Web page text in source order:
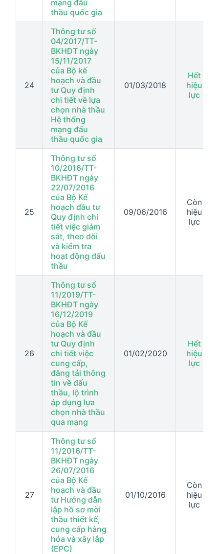
mạng đấu
thầu quốc gia
24
Thông tư số
04/2017/TT-
BKHĐT ngày
15/11/2017
của Bộ kế
hoạch và đầu
tư Quy định
chi tiết về lựa
chọn nhà thầu
Hệ thống
mạng đấu
thầu quốc gia
01/03/2018
Hết
hiệu
lực
25
Thông tư số
10/2016/TT-
BKHĐT ngày
22/07/2016
của Bộ Kế
hoạch đầu tư
Quy định chi
tiết việc giám
sát, theo dõi
và kiểm tra
hoạt động đấu
thầu
09/06/2016
Còn
hiệu
lực
26
Thông tư số
11/2019/TT-
BKHĐT ngày
16/12/2019
của Bộ Kế
hoạch và đầu
tư Quy định
chi tiết việc
cung cấp,
đăng tải thông
tin về đấu
thầu, lộ trình
áp dụng lựa
chọn nhà thầu
qua mạng
01/02/2020
Hết
hiệu
lực
27
Thông tư số
11/2016/TT-
BKHĐT ngày
26/07/2016
của Bộ Kế
hoạch và đầu
tư Hướng dẫn
lập hồ sơ mời
thầu thiết kế,
cung cấp hàng
hóa và xây lắp
(EPC)
01/10/2016
Còn
hiệu
lực